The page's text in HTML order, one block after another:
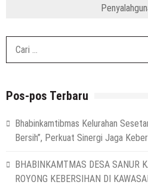
Pos-pos Terbaru
Bhabinkamtibmas Kelurahan
Bersih”, Perkuat Sinergi Jaga
BHABINKAMTMAS DESA SANUR
ROYONG KEBERSIHAN DI